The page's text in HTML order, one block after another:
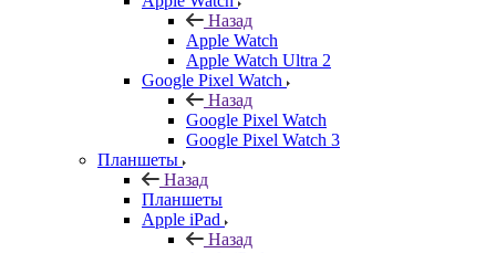
Назад
Apple Watch
Apple Watch Ultra 2
Google Pixel Watch
Назад
Google Pixel Watch
Google Pixel Watch 3
Планшеты
Назад
Планшеты
Apple iPad
Назад